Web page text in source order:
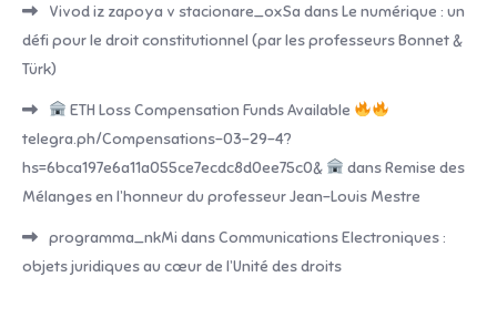
Vivod iz zapoya v stacionare_oxSa dansLe numérique : un
défi pour le droit constitutionnel (par les professeurs Bonnet &
Türk)
ETH Loss Compensation Funds Available
telegra.ph/Compensations-03-29-4?
hs=6bca197e6a11a055ce7ecdc8d0ee75c0&
dansRemise des
Mélanges en l’honneur du professeur Jean-Louis Mestre
programma_nkMi dansCommunications Electroniques :
objets juridiques au cœur de l’Unité des droits